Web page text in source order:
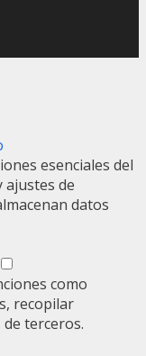
esenciales del
ajustes de
datos
como
recopilar
terceros.